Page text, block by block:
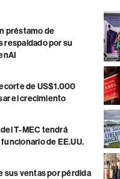
préstamo de
respaldado por su
de US$1.000
el crecimiento
T-MEC tendrá
de EE.UU.
sus ventas por pérdida